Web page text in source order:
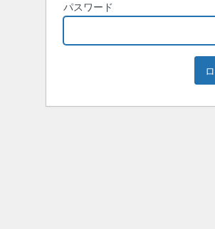
パスワード